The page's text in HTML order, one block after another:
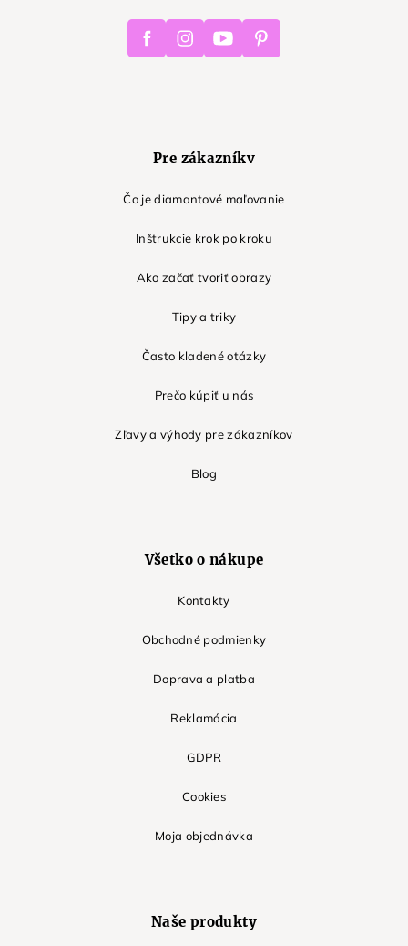
FacebookInstagramYoutube Pinterest
Pre zákazníkv
Čo je diamantové maľovanie
Inštrukcie krok po kroku
Ako začať tvoriť obrazy
Tipy a triky
Často kladené otázky
Prečo kúpiť u nás
Zľavy a výhody pre zákazníkov
Blog
Všetko o nákupe
Kontakty
Obchodné podmienky
Doprava a platba
Reklamácia
GDPR
Cookies
Moja objednávka
Naše produkty